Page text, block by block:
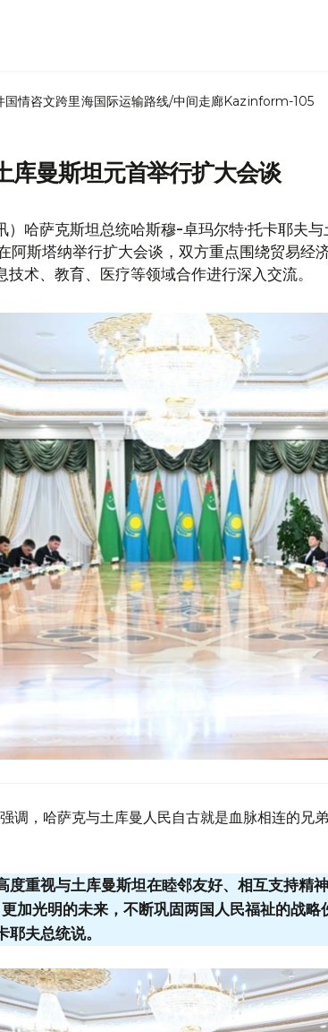
国情咨文跨里海国际运输路线/中间走廊Kazinform-105
库曼斯坦元首举行扩大会谈
）哈萨克斯坦总统哈斯穆-卓玛尔特·托卡耶夫
阿斯塔纳举行扩大会谈，双方重点围绕贸易经
术、教育、医疗等领域合作进行深入交流。
调，哈萨克与土库曼人民自古就是血脉相连的兄
度重视与土库曼斯坦在睦邻友好、相互支持精
加光明的未来，不断巩固两国人民福祉的战略
耶夫总统说。